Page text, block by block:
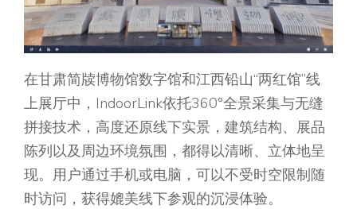
在甘肃简牍博物馆数字馆和江西铅山“两红馆”线
上展厅中，IndoorLink依托360°全景采集与无缝
拼接技术，高度还原线下实景，建筑结构、展品
陈列以及周边环境氛围，都得以清晰、立体地呈
现。用户通过手机或电脑，可以不受时空限制随
时访问，获得媲美线下参观的沉浸体验。